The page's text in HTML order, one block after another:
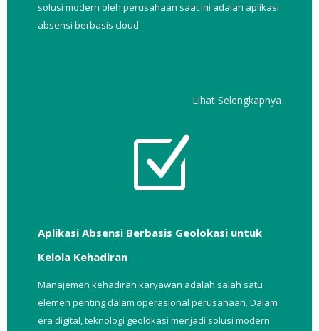
solusi modern oleh perusahaan saat ini adalah aplikasi
absensi berbasis cloud
Lihat Selengkapnya
Z
Aplikasi Absensi Berbasis Geolokasi untuk
Kelola Kehadiran
Manajemen kehadiran karyawan adalah salah satu
elemen penting dalam operasional perusahaan. Dalam
era digital, teknologi geolokasi menjadi solusi modern